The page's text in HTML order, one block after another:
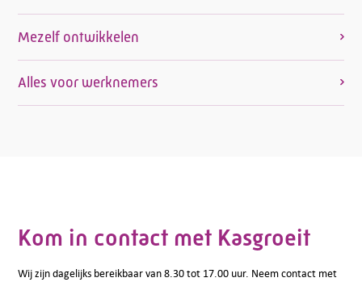
Mezelf ontwikkelen
Alles voor werknemers
Kom in contact met Kasgroeit
Wij zijn dagelijks bereikbaar van 8.30 tot 17.00 uur. Neem contact met